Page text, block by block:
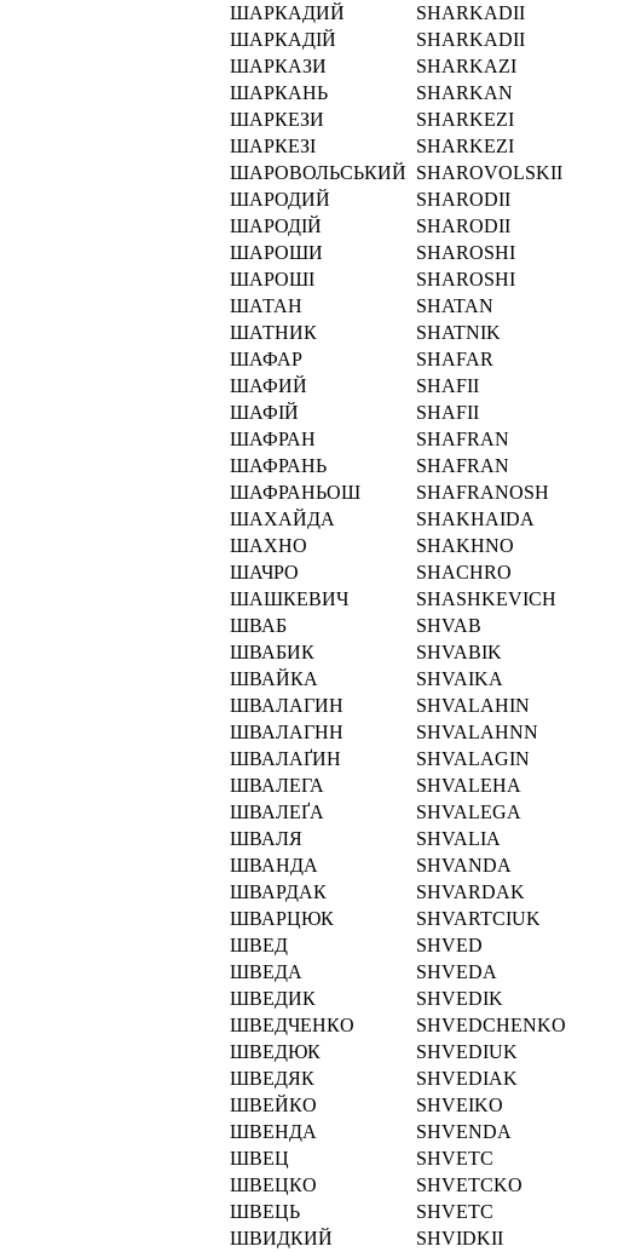
ШАРКАДИЙ
SHARKADII
ШАРКАДІЙ
SHARKADІI
ШАРКАЗИ
SHARKAZI
ШАРКАНЬ
SHARKAN
ШАРКЕЗИ
SHARKEZI
ШАРКЕЗІ
SHARKEZІ
ШАРОВОЛЬСЬКИЙ SHAROVOLSKII
ШАРОДИЙ
SHARODII
ШАРОДІЙ
SHARODІI
ШАРОШИ
SHAROSHI
ШАРОШІ
SHAROSHІ
ШАТАН
SHATAN
ШАТНИК
SHATNIK
ШАФАР
SHAFAR
ШАФИЙ
SHAFII
ШАФІЙ
SHAFІI
ШАФРАН
SHAFRAN
ШАФРАНЬ
SHAFRAN
ШАФРАНЬОШ
SHAFRANOSH
ШАХАЙДА
SHAKHAIDA
ШАХНО
SHAKHNO
ШАЧРО
SHACHRO
ШАШКЕВИЧ
SHASHKEVICH
ШВАБ
SHVAB
ШВАБИК
SHVABIK
ШВАЙКА
SHVAIKA
ШВАЛАГИН
SHVALAHIN
ШВАЛАГНН
SHVALAHNN
ШВАЛАҐИН
SHVALAGIN
ШВАЛЕГА
SHVALEHA
ШВАЛЕҐА
SHVALEGA
ШВАЛЯ
SHVALIA
ШВАНДА
SHVANDA
ШВАРДАК
SHVARDAK
ШВАРЦЮК
SHVARTCIUK
ШВЕД
SHVED
ШВЕДА
SHVEDA
ШВЕДИК
SHVEDIK
ШВЕДЧЕНКО
SHVEDCHENKO
ШВЕДЮК
SHVEDIUK
ШВЕДЯК
SHVEDIAK
ШВЕЙКО
SHVEIKO
ШВЕНДА
SHVENDA
ШВЕЦ
SHVETC
ШВЕЦКО
SHVETCKO
ШВЕЦЬ
SHVETC
ШВИДКИЙ
SHVIDKII